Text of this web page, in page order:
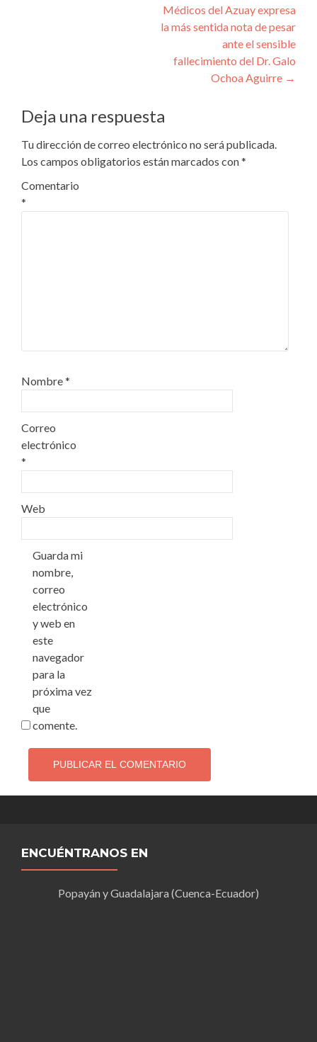
Médicos del Azuay expresa
la más sentida nota de pesar
ante el sensible
fallecimiento del Dr. Galo
Ochoa Aguirre →
Deja una respuesta
Tu dirección de correo electrónico no será publicada.
Los campos obligatorios están marcados con*
Comentario
*
Nombre*
Correo
electrónico
*
Web
Guarda mi
nombre,
correo
electrónico
y web en
este
navegador
para la
próxima vez
que
comente.
ENCUÉNTRANOS EN
Popayán y Guadalajara (Cuenca-Ecuador)